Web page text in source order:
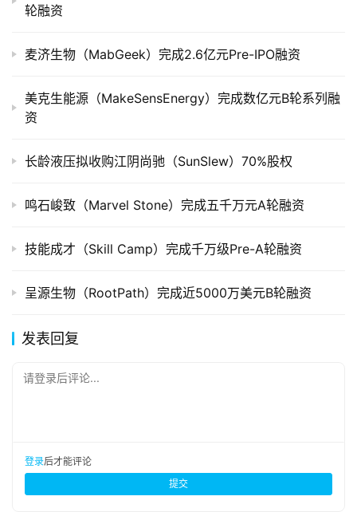
创
学
轮融资
麦济生物（MabGeek）完成2.6亿元Pre-IPO融资
美克生能源（MakeSensEnergy）完成数亿元B轮系列融
资
长龄液压拟收购江阴尚驰（SunSlew）70%股权
鸣石峻致（Marvel Stone）完成五千万元A轮融资
技能成才（Skill Camp）完成千万级Pre-A轮融资
呈源生物（RootPath）完成近5000万美元B轮融资
发表回复
请登录后评论...
登录后才能评论
提交